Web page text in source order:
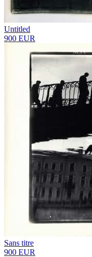
Untitled
900 EUR
Sans titre
900 EUR